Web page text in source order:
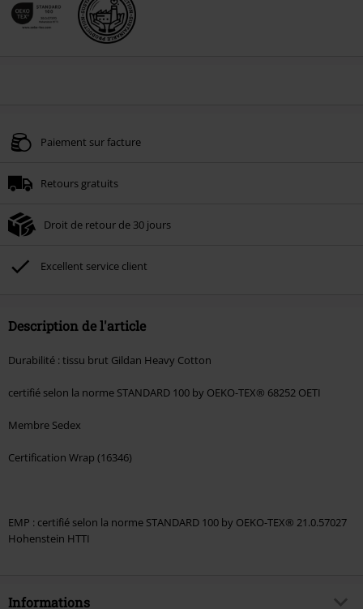
Paiement sur facture
Retours gratuits
Droit de retour de 30 jours
Excellent service client
Description de l'article
Durabilité : tissu brut Gildan Heavy Cotton
certifié selon la norme STANDARD 100 by OEKO-TEX® 68252 OETI
Membre Sedex
Certification Wrap (16346)
EMP : certifié selon la norme STANDARD 100 by OEKO-TEX® 21.0.57027
Hohenstein HTTI
Informations